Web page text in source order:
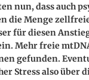
nun, dass auch
die Menge
für diesen
Mehr freie
gefunden.
Stress also über